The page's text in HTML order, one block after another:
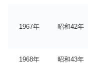
1967年 昭和42年
1968年 昭和43年